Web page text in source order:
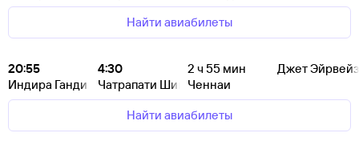
Найти авиабилеты
20:55
Индира Ганди
4:30
Чатрапати Шиваджи
2 ч 55 мин
Ченнаи
Джет Эйрвейз
Найти авиабилеты